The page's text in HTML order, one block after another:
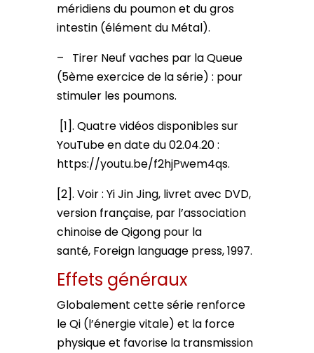
méridiens du poumon et du gros
intestin (élément du Métal).
– Tirer Neuf vaches par la Queue
(5ème exercice de la série) : pour
stimuler les poumons.
[1]. Quatre vidéos disponibles sur
YouTube en date du 02.04.20 :
https://youtu.be/f2hjPwem4qs.
[2]. Voir : Yi Jin Jing, livret avec DVD,
version française, par l’association
chinoise de Qigong pour la
santé, Foreign language press, 1997.
Effets généraux
Globalement cette série renforce
le Qi (l’énergie vitale) et la force
physique et favorise la transmission